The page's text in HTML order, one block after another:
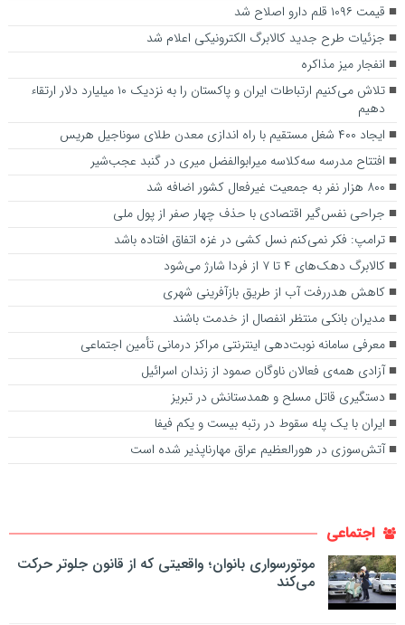
قیمت ۱۰۹۶ قلم دارو اصلاح شد
جزئیات طرح جدید کالابرگ الکترونیکی اعلام شد
انفجار میز مذاکره
تلاش می‌کنیم ارتباطات ایران و پاکستان را به نزدیک ۱۰ میلیارد دلار ارتقاء
دهیم
ایجاد ۴۰۰ شغل مستقیم با راه اندازی معدن طلای سوناجیل هریس
افتتاح مدرسه سه‌کلاسه میرابوالفضل میری در گنبد عجب‌شیر
۸۰۰ هزار نفر به جمعیت غیرفعال کشور اضافه شد
جراحی نفس‌گیر اقتصادی با حذف چهار صفر از پول ملی
ترامپ: فکر نمی‌کنم نسل کشی در غزه اتفاق افتاده باشد
کالابرگ دهک‌های ۴ تا ۷ از فردا شارژ می‌شود
کاهش هدررفت آب از طریق بازآفرینی شهری
مدیران بانکی منتظر انفصال از خدمت باشند
معرفی سامانه نوبت‌دهی اینترنتی مراکز درمانی تأمین اجتماعی
آزادی همه‌ی فعالان ناوگان صمود از زندان اسرائیل
دستگیری قاتل مسلح و همدستانش در تبریز
ایران با یک پله سقوط در رتبه بیست و یکم فیفا
آتش‌سوزی در هورالعظیم عراق مهارناپذیر شده است
اجتماعی
موتورسواری بانوان؛ واقعیتی که از قانون جلوتر حرکت
می‌کند